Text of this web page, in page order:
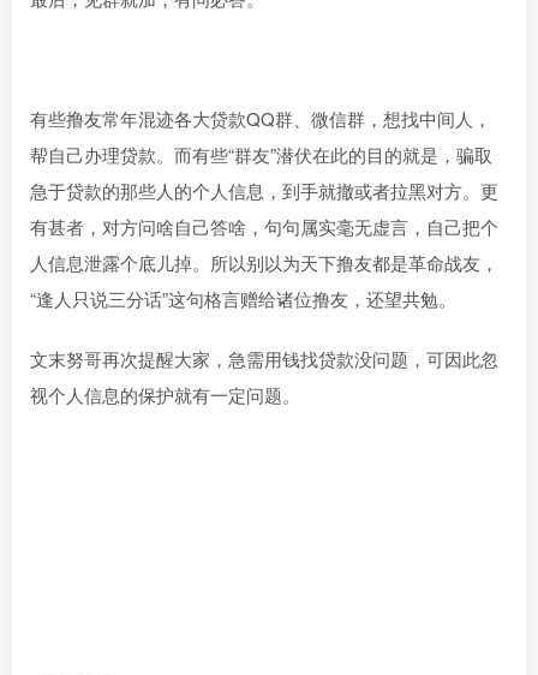
有些撸友常年混迹各大贷款QQ群、微信群，想找中间人，
帮自己办理贷款。而有些“群友”潜伏在此的目的就是，骗取
急于贷款的那些人的个人信息，到手就撤或者拉黑对方。更
有甚者，对方问啥自己答啥，句句属实毫无虚言，自己把个
人信息泄露个底儿掉。所以别以为天下撸友都是革命战友，
“逢人只说三分话”这句格言赠给诸位撸友，还望共勉。
文末努哥再次提醒大家，急需用钱找贷款没问题，可因此忽
视个人信息的保护就有一定问题。